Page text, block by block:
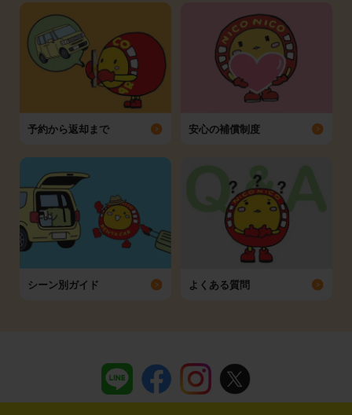
予約から返却まで 安心の補償制度
シーン別ガイド よくある質問